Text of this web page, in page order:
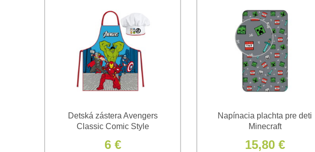
Detská zástera Avengers
Classic Comic Style
6 €
Napínacia plachta pre deti
Minecraft
15,80 €